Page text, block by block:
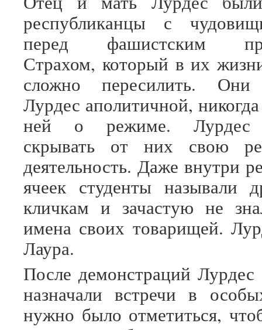
республиканцы с
перед фашистским
Страхом, который в их
сложно пересилить. Они
Лурдес аполитичной,
ней о режиме. Лурдес
скрывать от них свою
деятельность. Даже внутри
ячеек студенты называли
кличкам и зачастую не
имена своих товарищей.
Лаура.
После демонстраций
назначали встречи в
нужно было отметиться,